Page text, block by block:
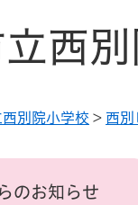
西
別院小学校 > 西別
のお知らせ